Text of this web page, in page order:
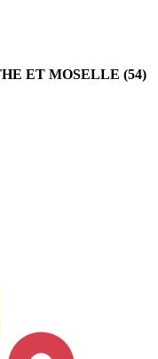
ET MOSELLE (54)